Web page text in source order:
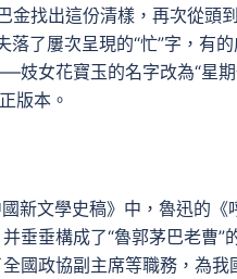
金找出這份清樣，再次從頭
落了屢次呈現的“忙”字，有
女花寶玉的名字改為“星
版本。
新文學史稿》中，魯迅的
垂垂構成了“魯郭茅巴老曹
國政協副主席等職務，為我